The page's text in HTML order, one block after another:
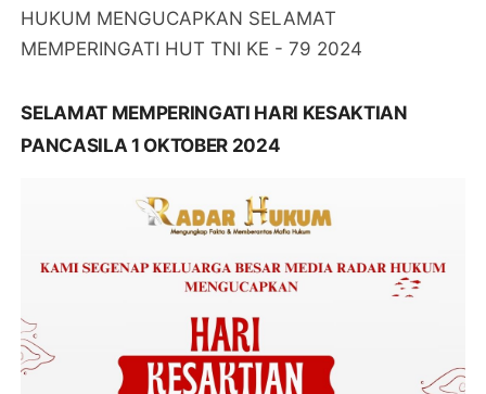
HUKUM MENGUCAPKAN SELAMAT
MEMPERINGATI HUT TNI KE - 79 2024
SELAMAT MEMPERINGATI HARI KESAKTIAN
PANCASILA 1 OKTOBER 2024